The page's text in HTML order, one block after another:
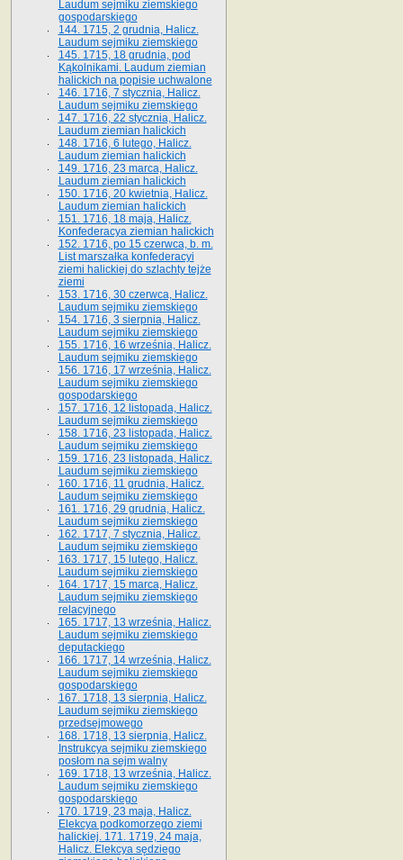
Laudum sejmiku ziemskiego
gospodarskiego
144. 1715, 2 grudnia, Halicz.
Laudum sejmiku ziemskiego
145. 1715, 18 grudnia, pod
Kąkolnikami. Laudum ziemian
halickich na popisie uchwalone
146. 1716, 7 stycznia, Halicz.
Laudum sejmiku ziemskiego
147. 1716, 22 stycznia, Halicz.
Laudum ziemian halickich
148. 1716, 6 lutego, Halicz.
Laudum ziemian halickich
149. 1716, 23 marca, Halicz.
Laudum ziemian halickich
150. 1716, 20 kwietnia, Halicz.
Laudum ziemian halickich
151. 1716, 18 maja, Halicz.
Konfederacya ziemian halickich
152. 1716, po 15 czerwca, b. m.
List marszałka konfederacyi
ziemi halickiej do szlachty tejże
ziemi
153. 1716, 30 czerwca, Halicz.
Laudum sejmiku ziemskiego
154. 1716, 3 sierpnia, Halicz.
Laudum sejmiku ziemskiego
155. 1716, 16 września, Halicz.
Laudum sejmiku ziemskiego
156. 1716, 17 września, Halicz.
Laudum sejmiku ziemskiego
gospodarskiego
157. 1716, 12 listopada, Halicz.
Laudum sejmiku ziemskiego
158. 1716, 23 listopada, Halicz.
Laudum sejmiku ziemskiego
159. 1716, 23 listopada, Halicz.
Laudum sejmiku ziemskiego
160. 1716, 11 grudnia, Halicz.
Laudum sejmiku ziemskiego
161. 1716, 29 grudnia, Halicz.
Laudum sejmiku ziemskiego
162. 1717, 7 stycznia, Halicz.
Laudum sejmiku ziemskiego
163. 1717, 15 lutego, Halicz.
Laudum sejmiku ziemskiego
164. 1717, 15 marca, Halicz.
Laudum sejmiku ziemskiego
relacyjnego
165. 1717, 13 września, Halicz.
Laudum sejmiku ziemskiego
deputackiego
166. 1717, 14 września, Halicz.
Laudum sejmiku ziemskiego
gospodarskiego
167. 1718, 13 sierpnia, Halicz.
Laudum sejmiku ziemskiego
przedsejmowego
168. 1718, 13 sierpnia, Halicz.
Instrukcya sejmiku ziemskiego
posłom na sejm walny
169. 1718, 13 września, Halicz.
Laudum sejmiku ziemskiego
gospodarskiego
170. 1719, 23 maja, Halicz.
Elekcya podkomorzego ziemi
halickiej. 171. 1719, 24 maja,
Halicz. Elekcya sędziego